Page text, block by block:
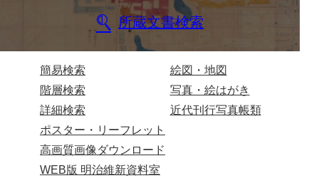
所蔵文書検索
簡易検索
階層検索
詳細検索
絵図・地図
写真・絵はがき
近代刊行写真帳類
ポスター・リーフレット
高画質画像ダウンロード
WEB版 明治維新資料室